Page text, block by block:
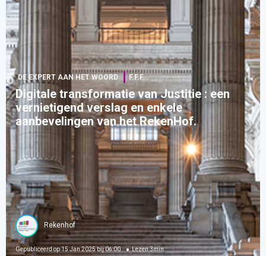
DE EXPERT AAN HET WOORD F.F.F.
Digitale transformatie van Justitie : een
vernietigend verslag en enkele
aanbevelingen van het RekenHof.
Rekenhof
Gepubliceerd op 15 Jan 2025 bij 06:00 Lezen3min